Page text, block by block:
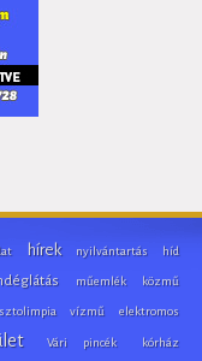
hírek nyilvántartás híd
műemlék közmű
vízmű elektromos
Vári pincék kórház